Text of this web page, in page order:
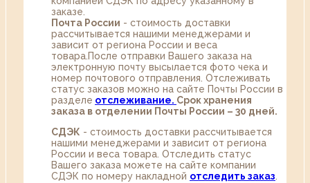
заказе.
Почта России - стоимость доставки
рассчитывается нашими менеджерами и
зависит от региона России и веса
товара.После отправки Вашего заказа на
электронную почту высылается фото чека и
номер почтового отправления. Отслеживать
статус заказов можно на сайте Почты России в
разделе oтслеживание. Срок хранения
заказа в отделении Почты России – 30 дней.
СДЭК - стоимость доставки рассчитывается
нашими менеджерами и зависит от региона
России и веса товара. Отследить статус
Вашего заказа можете на сайте компании
СДЭК по номеру накладной отследить заказ